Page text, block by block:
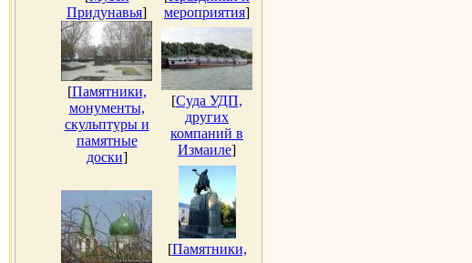
Придунавья]
мероприятия]
[Памятники,
монументы,
скульптуры и
памятные
доски]
[Суда УДП,
других
компаний в
Измаиле]
[Памятники,